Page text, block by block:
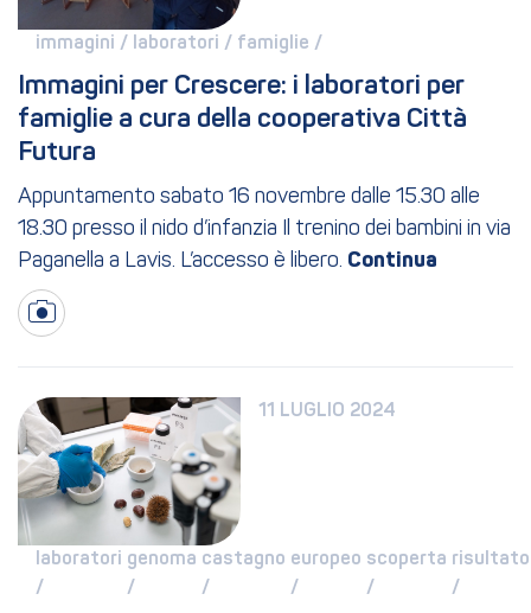
immagini / laboratori / famiglie /
Immagini per Crescere: i laboratori per
famiglie a cura della cooperativa Città
Futura
Appuntamento sabato 16 novembre dalle 15.30 alle
18.30 presso il nido d’infanzia Il trenino dei bambini in via
Paganella a Lavis. L’accesso è libero.
11 LUGLIO 2024
laboratori
/
genoma
/
castagno
/
europeo
/
scoperta
/
risultato
/